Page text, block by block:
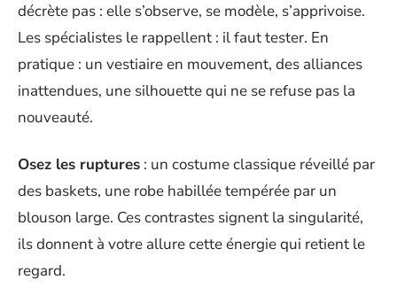
décrète pas : elle s’observe, se modèle, s’apprivoise.
Les spécialistes le rappellent : il faut tester. En
pratique : un vestiaire en mouvement, des alliances
inattendues, une silhouette qui ne se refuse pas la
nouveauté.
Osez les ruptures : un costume classique réveillé par
des baskets, une robe habillée tempérée par un
blouson large. Ces contrastes signent la singularité,
ils donnent à votre allure cette énergie qui retient le
regard.